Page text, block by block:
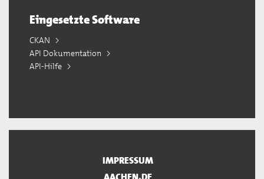
Eingesetzte Software
CKAN
API Dokumentation
API-Hilfe
IMPRESSUM